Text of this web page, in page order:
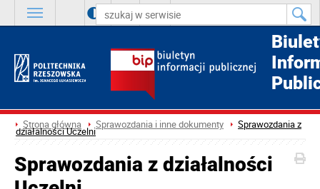
A A A
Strona główna Sprawozdania i inne dokumenty Sprawozdania z
działalności Uczelni
Sprawozdania z działalności